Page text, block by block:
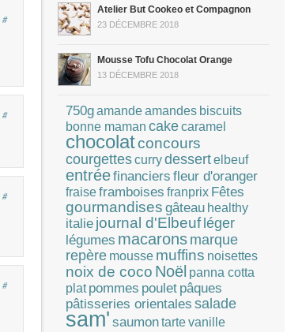
#
#
#
#
Atelier But Cookeo et Compagnon
23 DÉCEMBRE 2018
Mousse Tofu Chocolat Orange
13 DÉCEMBRE 2018
750gamandeamandes biscuits
bonne maman cakecaramel
chocolatconcours
courgettescurrydessertelbeuf
entréefinanciers fleur d'oranger
fraiseframboises franprix Fêtes
gourmandises gâteau healthy
italie journal d'Elbeuf léger
légumes macarons marque
repère mousse muffins noisettes
noix de coco Noël panna cotta
plat pommes poulet pâques
pâtisseries orientales salade
sam' saumontartevanille